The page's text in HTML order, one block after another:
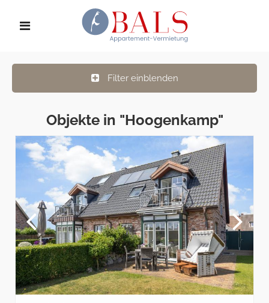
Filter einblenden
Objekte in "Hoogenkamp"